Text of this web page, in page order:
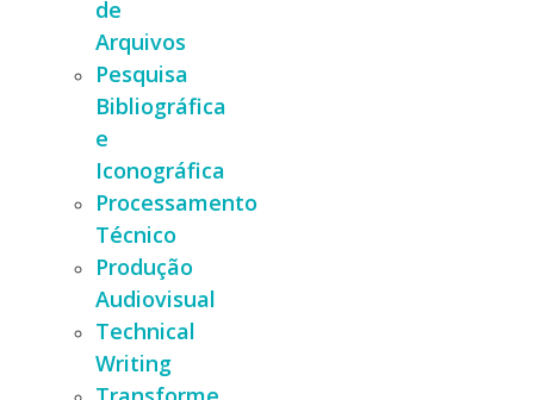
de
Arquivos
Pesquisa
Bibliográfica
e
Iconográfica
Processamento
Técnico
Produção
Audiovisual
Technical
Writing